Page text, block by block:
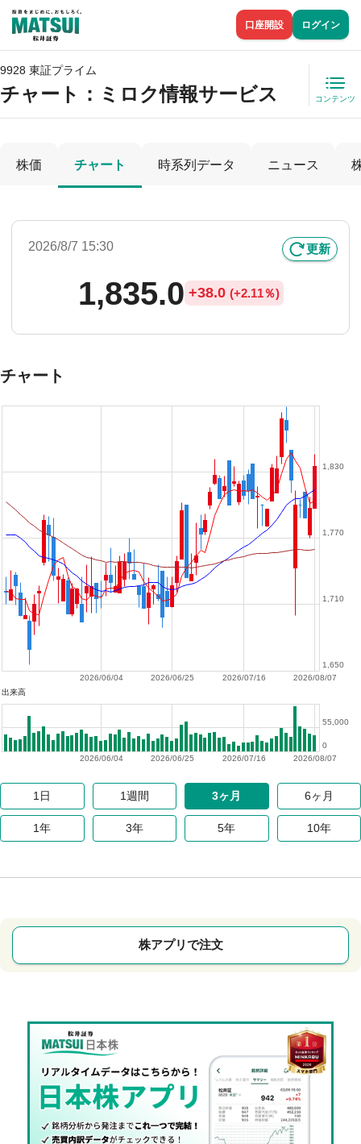
口座開設 ログイン
9928 東証プライム
チャート： ミロク情報サービス コンテンツ
株価 チャート 時系列データ ニュース
2026/8/7 15:30 更新
1,835.0 +38.0 (+2.11％)
チャート
2026/08/07
2026/07/16
2026/06/25
2026/06/04
1,650
1,710
1,770
1,830
出来高
2026/08/07
2026/07/16
2026/06/25
2026/06/04
0
55,000
1日 1週間 3ヶ月 6ヶ月
1年 3年 5年 10年
株アプリで注文